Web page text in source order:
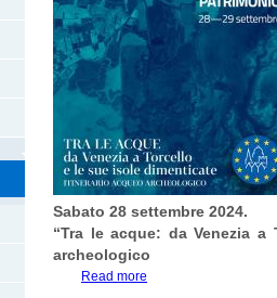
Sabato 28 settembre 2024.
“Tra le acque: da Venezia
archeologico
Read more